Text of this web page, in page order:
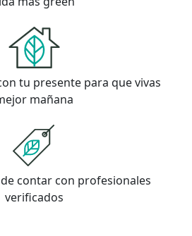
tu presente para que vivas
mañana
contar con profesionales
verificados